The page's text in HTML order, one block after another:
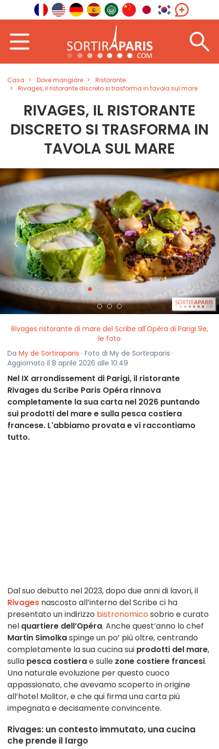
Casa Dove mangiare
Ristorante
Rivages, il ristorante discreto si trasforma in tavola sul mare
RIVAGES, IL RISTORANTE
DISCRETO SI TRASFORMA IN
TAVOLA SUL MARE
< >
Rivages ristorante di mare del Scribe all'Opéra di Parigi 9e,
le foto
Da My de Sortiraparis · Foto di My de Sortiraparis ·
Aggiornato il 8 aprile 2026 alle 10:49
Nel IX arrondissement di Parigi, il ristorante
Rivages du Scribe Paris Opéra rinnova
completamente la sua carta nel 2026 puntando
sui prodotti del mare e sulla pesca costiera
francese. L'abbiamo provata e vi raccontiamo
tutto.
Dal suo debutto nel 2023, dopo due anni di lavori, il
Rivages nascosto all’interno del Scribe ci ha
presentato un indirizzo bistronomico sobrio e curato
nel quartiere dell’Opéra. Anche quest’anno lo chef
Martin Simolkaspinge un po’ più oltre, centrando
completamente la sua cucina sui prodotti del mare,
sulla pesca costierae sulle zone costiere francesi.
Una naturale evoluzione per questo cuoco
appassionato, che avevamo scoperto in origine
all’hotel Molitor, e che qui firma una carta più
impegnata e decisamente convincente.
Rivages: un contesto immutato, una cucina
che prende il largo